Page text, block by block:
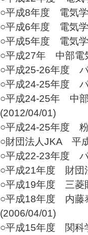
○平成8年度 電気
○平成6年度 電気
○平成5年度 電気
○平成27年 中部電
○平成25-26年度 パ
○平成24-25年度
○平成24-25年 中
(2012/04/01)
○平成24-25年度 粉
○財団法人JKA 平
○平成22-23年度
○平成21年度 財団
○平成19年度 三菱
○平成18年度 内藤
(2006/04/01)
○平成15年度 関科